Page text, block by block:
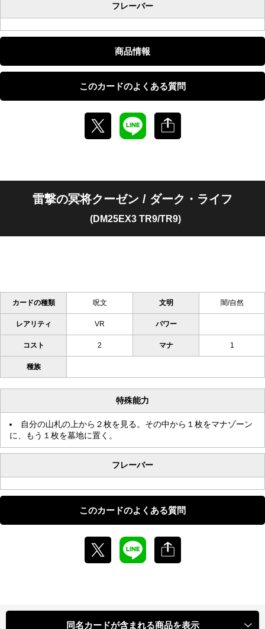
フレーバー
商品情報
このカードのよくある質問
雷撃の冥将クーゼン / ダーク・ライフ
(DM25EX3 TR9/TR9)
カードの種類 呪文 文明 闇/自然
レアリティ VR パワー
コスト 2 マナ 1
種族
特殊能力
自分の山札の上から２枚を見る。その中から１枚をマナゾーン
に、もう１枚を墓地に置く。
フレーバー
このカードのよくある質問
同名カードが含まれる商品を表示